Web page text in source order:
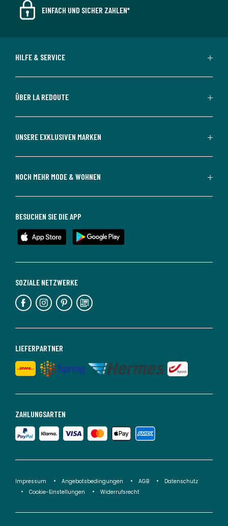
EINFACH UND SICHER ZAHLEN*
HILFE & SERVICE
ÜBER LA REDOUTE
UNSERE EXKLUSIVEN MARKEN
NOCH MEHR MODE & WOHNEN
ZAHLUNGSARTEN
LIEFERPARTNER
SOZIALE NETZWERKE
BESUCHEN SIE DIE APP
Impressum Angebotsbedingungen AGB
Datenschutz
Cookie-Einstellungen
Widerrufsrecht